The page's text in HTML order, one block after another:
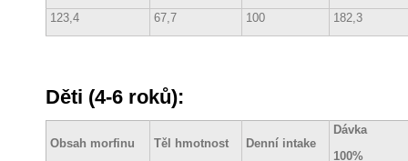
123,4
67,7 100 182,3
Děti (4-6 roků):
Obsah morfinu Těl hmotnost Denní intake
Dávka
100%